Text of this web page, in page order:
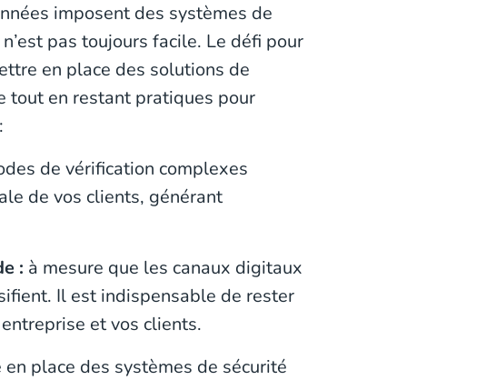
imposent des systèmes de
pas toujours facile. Le défi pour
en place des solutions de
tout en restant pratiques pour
de vérification complexes
de vos clients, générant
: à mesure que les canaux digitaux
Il est indispensable de rester
et vos clients.
place des systèmes de sécurité